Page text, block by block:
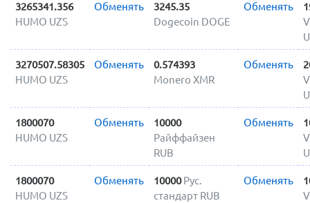
3265341.356
HUMO UZS
Обменять
3245.35
Dogecoin DOGE
Обменять
3270507.58305
HUMO UZS
Обменять
0.574393
Monero XMR
Обменять
1800070
HUMO UZS
Обменять
10000
Райффайзен
RUB
Обменять
1800070
HUMO UZS
Обменять 10000 Рус.
стандарт RUB
Обменять